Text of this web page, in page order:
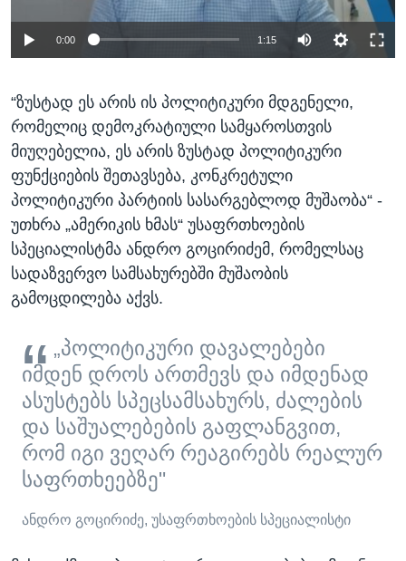
0:00 1:15
“ზუსტად ეს არის ის პოლიტიკური მდგენელი,
რომელიც დემოკრატიული სამყაროსთვის
მიუღებელია, ეს არის ზუსტად პოლიტიკური
ფუნქციების შეთავსება, კონკრეტული
პოლიტიკური პარტიის სასარგებლოდ მუშაობა“ -
უთხრა „ამერიკის ხმას“ უსაფრთხოების
სპეციალისტმა ანდრო გოცირიძემ, რომელსაც
სადაზვერვო სამსახურებში მუშაობის
გამოცდილება აქვს.
„პოლიტიკური დავალებები
იმდენ დროს ართმევს და იმდენად
ასუსტებს სპეცსამსახურს, ძალების
და საშუალებების გაფლანგვით,
რომ იგი ვეღარ რეაგირებს რეალურ
საფრთხეებზე"
ანდრო გოცირიძე, უსაფრთხოების სპეციალისტი